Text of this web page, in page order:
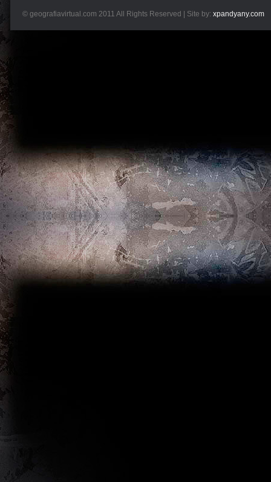
© geografiavirtual.com 2011 All Rights Reserved | Site by: xpandyany.com